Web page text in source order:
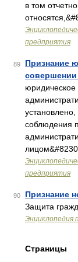
в том
предприятия
89
Признание
совершении
соблюдения
предприятия
90 Признание
Защита
Энциклопедия
Страницы